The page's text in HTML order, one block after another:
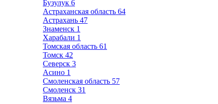
Бузулук 6
Астраханская область 64
Астрахань 47
Знаменск 1
Харабали 1
Томская область 61
Томск 42
Северск 3
Асино 1
Смоленская область 57
Смоленск 31
Вязьма 4